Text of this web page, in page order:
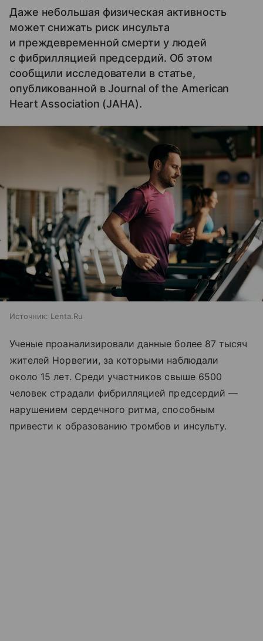
Даже небольшая физическая активность
может снижать риск инсульта
и преждевременной смерти у людей
с фибрилляцией предсердий. Об этом
сообщили исследователи в статье,
опубликованной в Journal of the American
Heart Association (JAHA).
Источник: Lenta.Ru
Ученые проанализировали данные более 87 тысяч
жителей Норвегии, за которыми наблюдали
около 15 лет. Среди участников свыше 6500
человек страдали фибрилляцией предсердий —
нарушением сердечного ритма, способным
привести к образованию тромбов и инсульту.